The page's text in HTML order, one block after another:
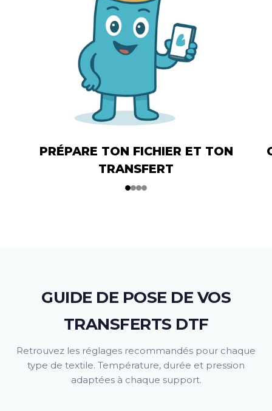
PRÉPARE TON FICHIER ET TON
TRANSFERT
GUIDE DE POSE DE VOS
TRANSFERTS DTF
Retrouvez les réglages recommandés pour chaque
type de textile. Température, durée et pression
adaptées à chaque support.